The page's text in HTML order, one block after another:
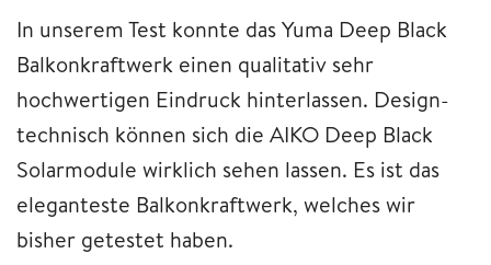
In unserem Test konnte das Yuma Deep Black
Balkonkraftwerk einen qualitativ sehr
hochwertigen Eindruck hinterlassen. Design-
technisch können sich die AIKO Deep Black
Solarmodule wirklich sehen lassen. Es ist das
eleganteste Balkonkraftwerk, welches wir
bisher getestet haben.